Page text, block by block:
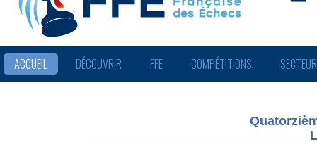
ACCUEIL DÉCOUVRIR FFE COMPÉTITIONS